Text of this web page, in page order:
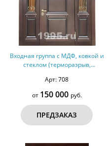
Входная группа с МДФ, ковкой и
стеклом (терморазрыв,
Арт: 708
от 150 000 руб.
ПРЕДЗАКАЗ